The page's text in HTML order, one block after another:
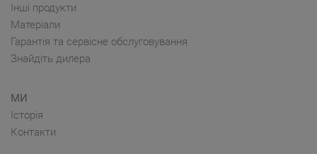
Інші продукти
Матеріали
Гарантія та сервісне обслуговування
Знайдіть дилера
МИ
Історія
Контакти